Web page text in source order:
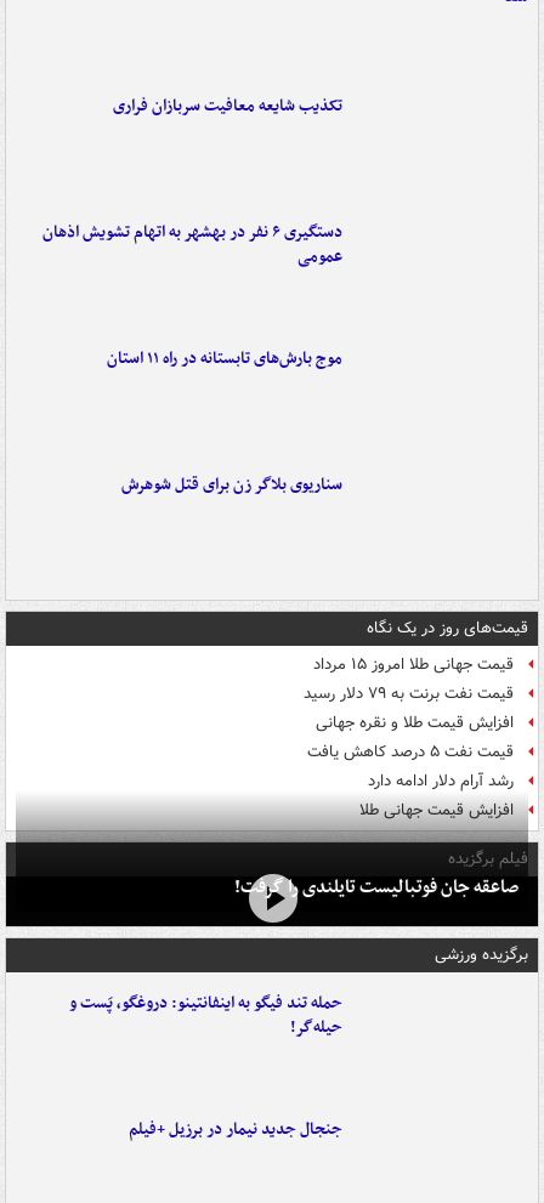
تکذیب شایعه معافیت سربازان فراری
دستگیری ۶ نفر در بهشهر به اتهام تشویش اذهان
عمومی
موج بارش‌های تابستانه در راه ۱۱ استان
سناریوی بلاگر زن برای قتل شوهرش
قیمت‌های روز در یک نگاه
قیمت جهانی طلا امروز ۱۵ مرداد
قیمت نفت برنت به ۷۹ دلار رسید
افزایش قیمت طلا و نقره جهانی
قیمت نفت ۵ درصد کاهش یافت
رشد آرام دلار ادامه دارد
افزایش قیمت جهانی طلا
فیلم برگزیده
صاعقه جان فوتبالیست تایلندی را گرفت!
برگزیده ورزشی
حمله تند فیگو به اینفانتینو: دروغگو، پَست‌ و
حیله‌گر!
جنجال جدید نیمار در برزیل +فیلم